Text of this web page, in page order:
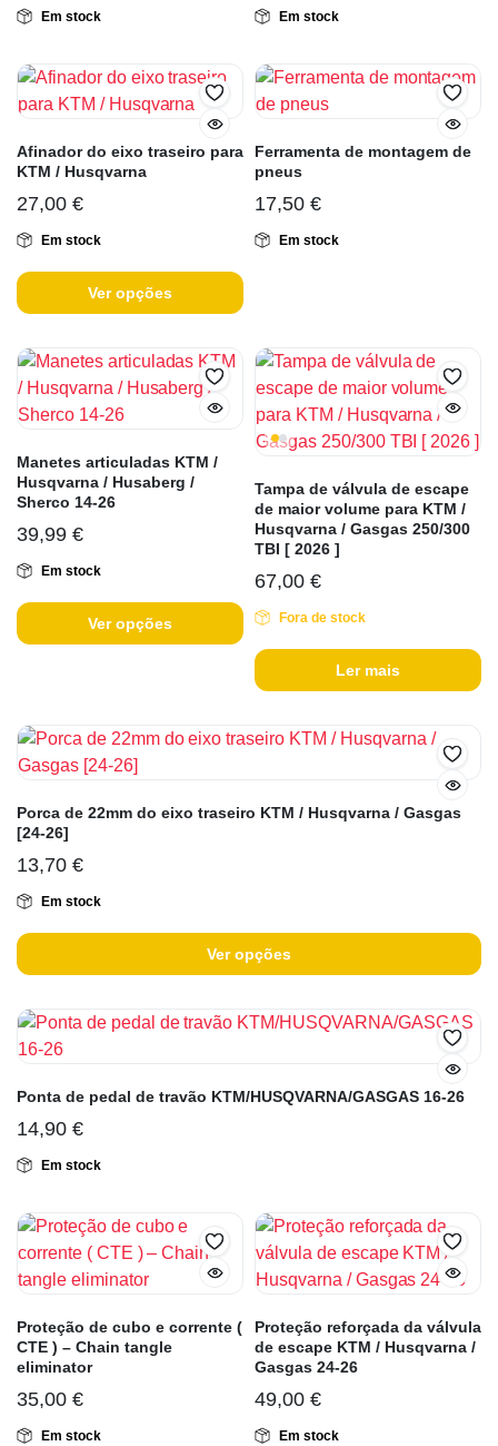
Em stock Em stock
Afinador do eixo traseiro para
KTM / Husqvarna
27,00 €
Em stock
Ver opções
Ferramenta de montagem de
pneus
17,50 €
Em stock
Manetes articuladas KTM /
Husqvarna / Husaberg /
Sherco 14-26
39,99 €
Em stock
Ver opções
Tampa de válvula de escape
de maior volume para KTM /
Husqvarna / Gasgas 250/300
TBI [ 2026 ]
67,00 €
Fora de stock
Ler mais
Porca de 22mm do eixo traseiro KTM / Husqvarna / Gasgas
[24-26]
13,70 €
Em stock
Ver opções
Ponta de pedal de travão KTM/HUSQVARNA/GASGAS 16-26
14,90 €
Em stock
Proteção de cubo e corrente (
CTE ) – Chain tangle
eliminator
35,00 €
Em stock
Proteção reforçada da válvula
de escape KTM / Husqvarna /
Gasgas 24-26
49,00 €
Em stock